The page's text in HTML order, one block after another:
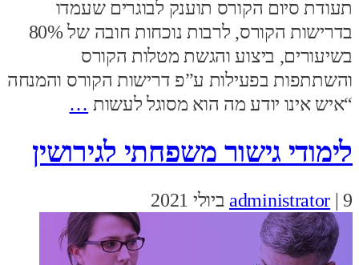
תעודת סיום הקורס תוענק לבוגרים שעמדו
בדרישות הקורס, לרבות נוכחות חובה של 80%
בשיעורים, ביצוע והגשת מטלות הקורס
והשתתפות בפעילות ע”פ דרישות הקורס והמנחה
“איש אינו יודע מה הוא מסוגל לעשות …
לימודי גישור משפחתי לגירושין
administrator |9 ביולי 2021